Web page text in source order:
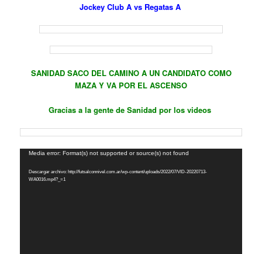
Jockey Club A vs Regatas A
SANIDAD SACO DEL CAMINO A UN CANDIDATO COMO
MAZA Y VA POR EL ASCENSO
Gracias a la gente de Sanidad por los videos
Reproductor
vídeo
Media error: Format(s) not supported or source(s) not found
Descargar archivo: http://futsalconnivel.com.ar/wp-content/uploads/2022/07/VID-20220713-
WA0016.mp4?_=1